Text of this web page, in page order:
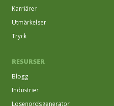
Karriärer
Utmärkelser
Tryck
RESURSER
Blogg
Industrier
Lösenordsgenerator